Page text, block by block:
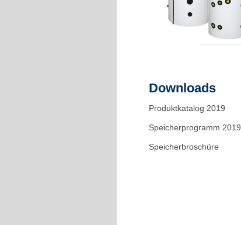
Downloads
Produktkatalog 2019
Speicherprogramm 2019
Speicherbroschüre